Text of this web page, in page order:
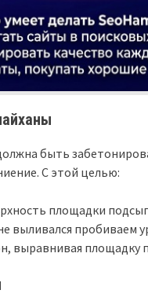
быть
С этой целью:
площадки
выливался пробиваем
выравнивая площадку